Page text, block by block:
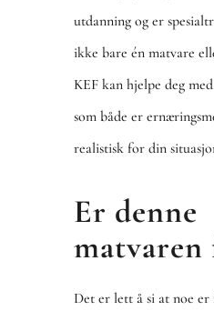
utdanning og er
ikke bare én matvare
KEF kan hjelpe deg
som både er
realistisk for din
Er denne
matvaren
Det er lett å si at noe